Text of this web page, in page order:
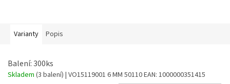
Varianty Popis
Balení: 300ks
Skladem (3 balení) | VO15119001 6 MM 50110EAN: 1000000351415